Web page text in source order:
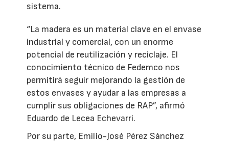
sistema.
“La madera es un material clave en el envase
industrial y comercial, con un enorme
potencial de reutilización y reciclaje. El
conocimiento técnico de Fedemco nos
permitirá seguir mejorando la gestión de
estos envases y ayudar a las empresas a
cumplir sus obligaciones de RAP”, afirmó
Eduardo de Lecea Echevarri.
Por su parte, Emilio-José Pérez Sánchez